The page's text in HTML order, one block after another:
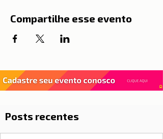
Compartilhe esse evento
Posts recentes